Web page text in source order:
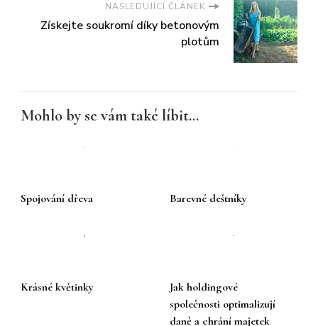
NASLEDUJÍCÍ ČLÁNEK
Získejte soukromí díky betonovým
plotům
Mohlo by se vám také líbit...
Spojování dřeva Barevné deštníky
Krásné květinky
Jak holdingové
společnosti optimalizují
daně a chrání majetek